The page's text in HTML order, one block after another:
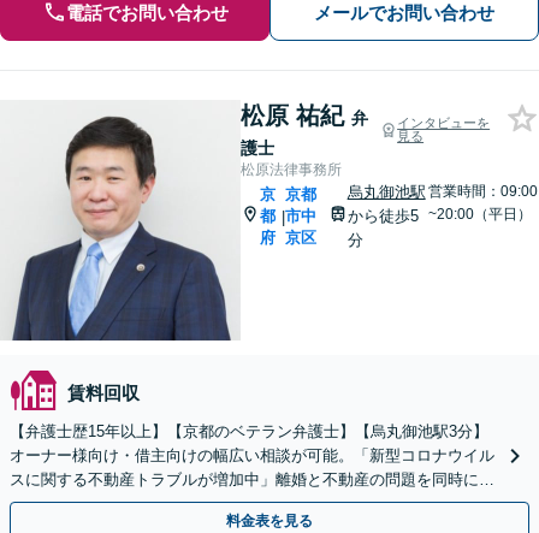
電話でお問い合わせ メールでお問い合わせ
松原 祐紀 弁
護士
インタビューを
見る
松原法律事務所
京
都
府
|
京都
市中
京区
烏丸御池駅
から徒歩5
分
営業時間：09:00
~20:00（平日）
賃料回収
【弁護士歴15年以上】【京都のベテラン弁護士】【烏丸御池駅3分】
オーナー様向け・借主向けの幅広い相談が可能。「新型コロナウイル
スに関する不動産トラブルが増加中」離婚と不動産の問題を同時に解
決【夜間・休日相談可】【ワンストップ解決】
料金表を見る